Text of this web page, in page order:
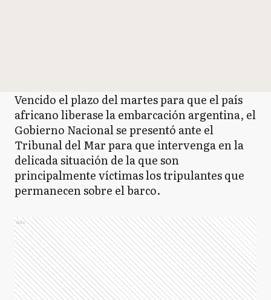
Vencido el plazo del martes para que el país
africano liberase la embarcación argentina, el
Gobierno Nacional se presentó ante el
Tribunal del Mar para que intervenga en la
delicada situación de la que son
principalmente víctimas los tripulantes que
permanecen sobre el barco.
Ads